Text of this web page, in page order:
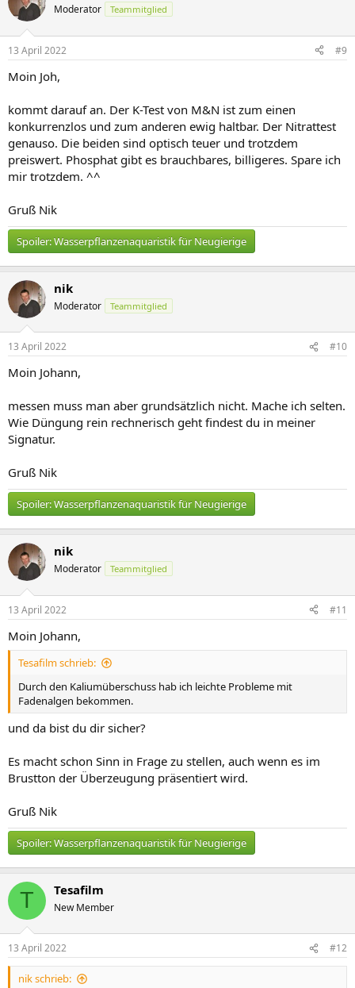
Moderator Teammitglied
13 April 2022 #9
Moin Joh,
kommt darauf an. Der K-Test von M&N ist zum einen
konkurrenzlos und zum anderen ewig haltbar. Der Nitrattest
genauso. Die beiden sind optisch teuer und trotzdem
preiswert. Phosphat gibt es brauchbares, billigeres. Spare ich
mir trotzdem. ^^
Gruß Nik
Spoiler:Wasserpflanzenaquaristik für Neugierige
nik
Moderator Teammitglied
13 April 2022 #10
Moin Johann,
messen muss man aber grundsätzlich nicht. Mache ich selten.
Wie Düngung rein rechnerisch geht findest du in meiner
Signatur.
Gruß Nik
Spoiler:Wasserpflanzenaquaristik für Neugierige
nik
Moderator Teammitglied
13 April 2022 #11
Moin Johann,
Tesafilm schrieb:
Durch den Kaliumüberschuss hab ich leichte Probleme mit
Fadenalgen bekommen.
und da bist du dir sicher?
Es macht schon Sinn in Frage zu stellen, auch wenn es im
Brustton der Überzeugung präsentiert wird.
Gruß Nik
Spoiler:Wasserpflanzenaquaristik für Neugierige
T Tesafilm
New Member
13 April 2022 #12
nik schrieb: